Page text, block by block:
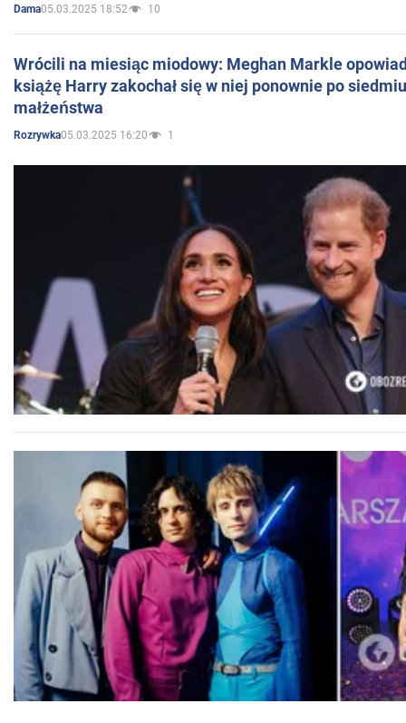
Dama05.03.2025 18:52 10
Wrócili na miesiąc miodowy: Meghan Markle
książę Harry zakochał się w niej ponownie po
małżeństwa
Rozrywka05.03.2025 16:20 1